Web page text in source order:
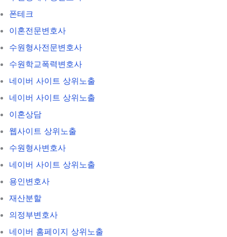
폰테크
이혼전문변호사
수원형사전문변호사
수원학교폭력변호사
네이버 사이트 상위노출
네이버 사이트 상위노출
이혼상담
웹사이트 상위노출
수원형사변호사
네이버 사이트 상위노출
용인변호사
재산분할
의정부변호사
네이버 홈페이지 상위노출